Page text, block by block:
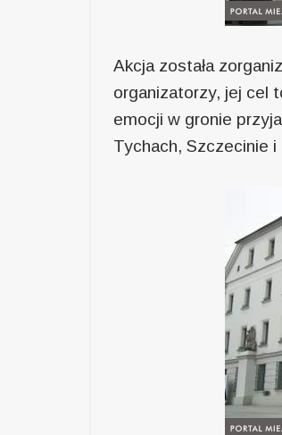
Akcja została
organizatorzy, jej cel
emocji w gronie
Tychach, Szczecinie